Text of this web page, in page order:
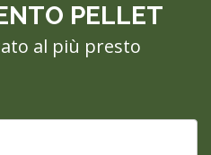
PELLET
al più presto